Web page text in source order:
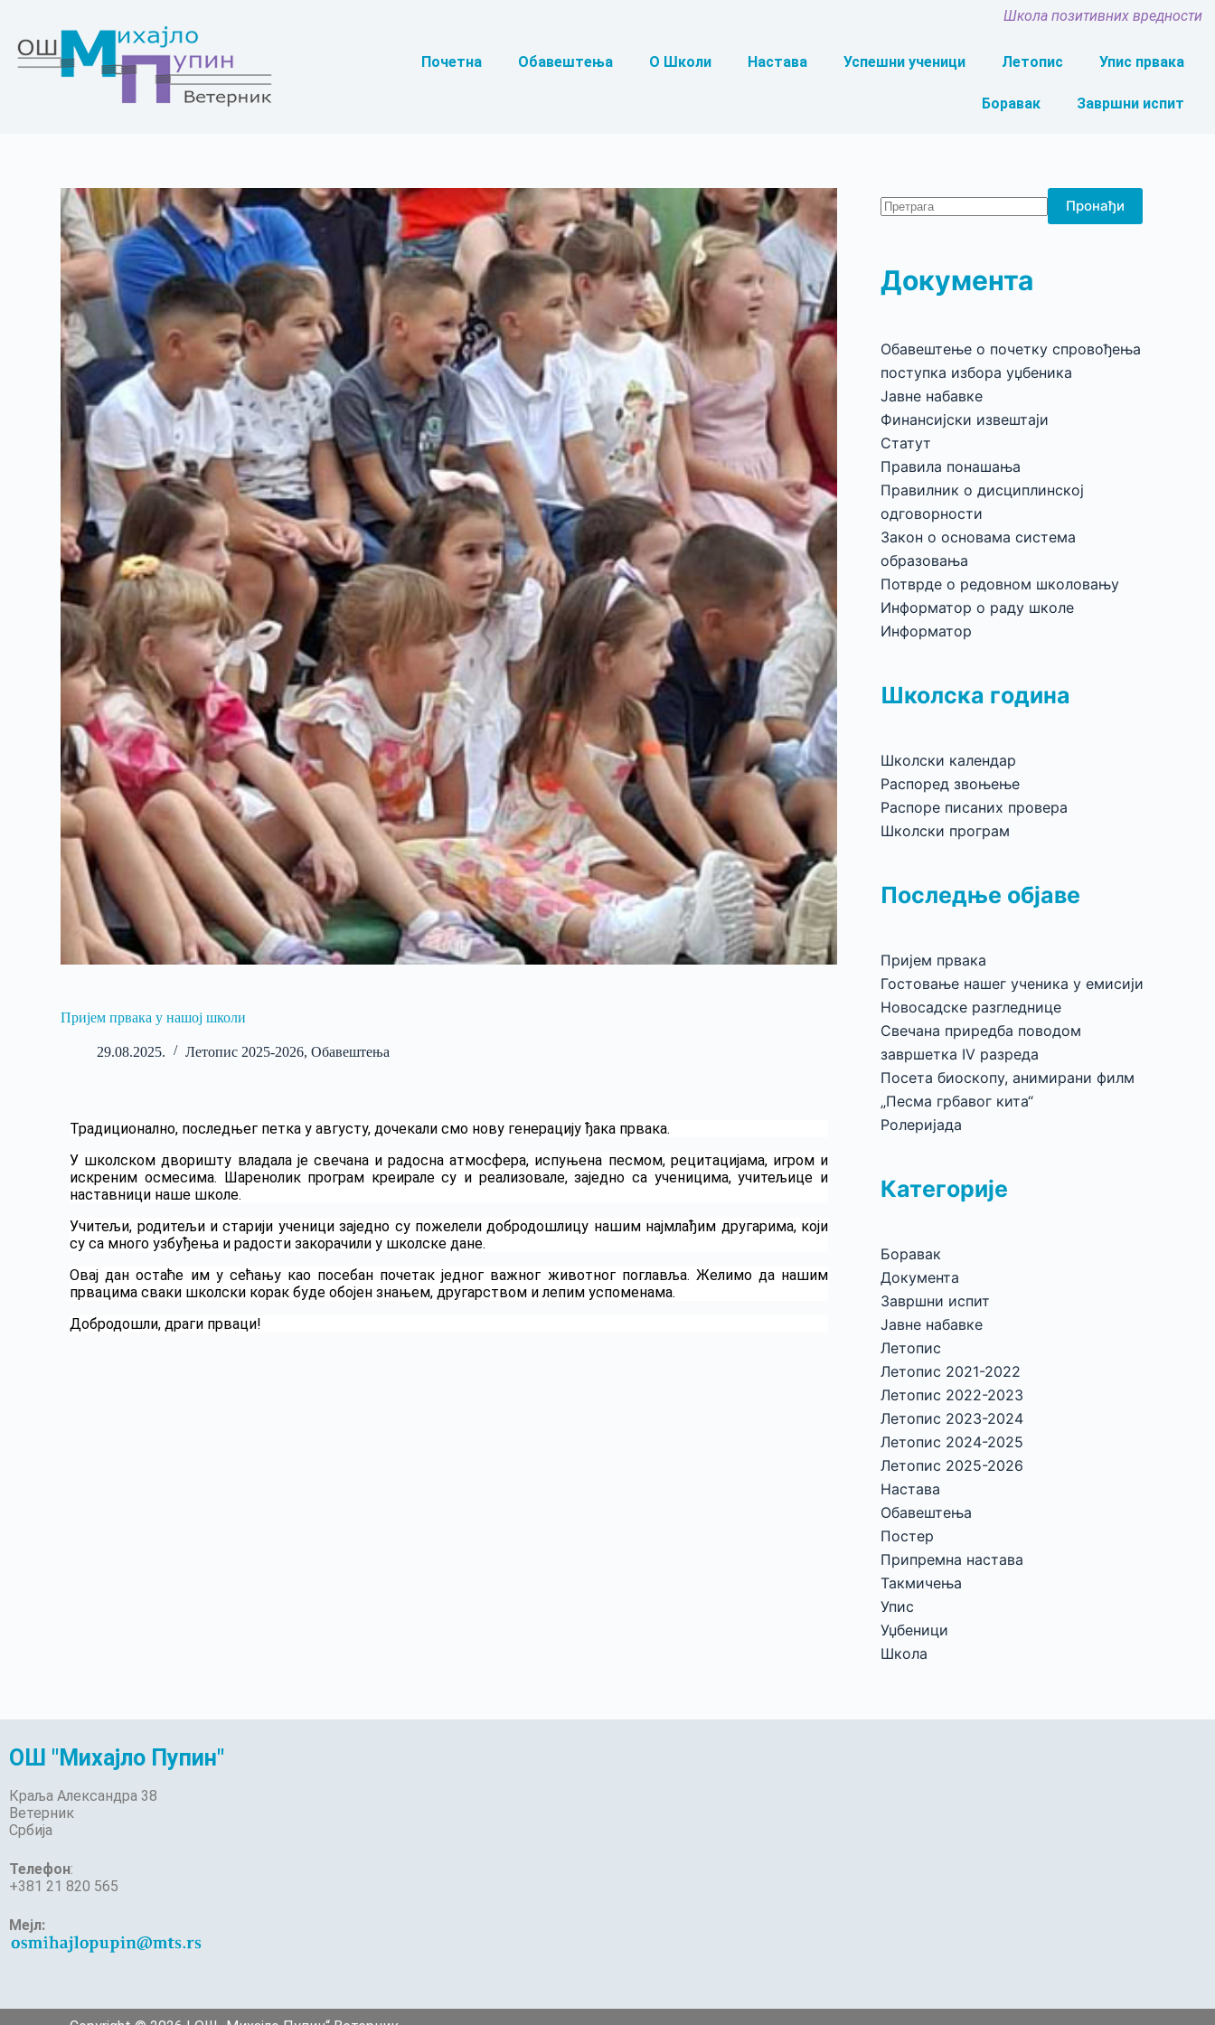
Школа позитивних вредности
Почетна Обавештења О Школи Настава Успешни ученици Летопис Упис првака
Боравак Завршни испит
Пријем првака у нашој школи
29.08.2025. Летопис 2025-2026,Обавештења
Традиционално, последњег петка у августу, дочекали смо нову генерацију ђака првака.
У школском дворишту владала је свечана и радосна атмосфера, испуњена песмом, рецитацијама, игром и
искреним осмесима. Шаренолик програм креирале су и реализовале, заједно са ученицима, учитељице и
наставници наше школе.
Учитељи, родитељи и старији ученици заједно су пожелели добродошлицу нашим најмлађим другарима, који
су са много узбуђења и радости закорачили у школске дане.
Овај дан остаће им у сећању као посебан почетак једног важног животног поглавља. Желимо да нашим
првацима сваки школски корак буде обојен знањем, другарством и лепим успоменама.
Добродошли, драги прваци!
Пронађи
Документа
Обавештење о почетку спровођења
поступка избора уџбеника
Јавне набавке
Финансијски извештаји
Статут
Правила понашања
Правилник о дисциплинској
одговорности
Закон о основама система
образовања
Потврде о редовном школовању
Информатор о раду школе
Информатор
Школска година
Школски календар
Распоред звоњење
Распоре писаних провера
Школски програм
Последње објаве
Пријем првака
Гостовање нашег ученика у емисији
Новосадске разгледнице
Свечана приредба поводом
завршетка IV разреда
Посета биоскопу, анимирани филм
„Песма грбавог кита“
Ролеријада
Категорије
Боравак
Документа
Завршни испит
Јавне набавке
Летопис
Летопис 2021-2022
Летопис 2022-2023
Летопис 2023-2024
Летопис 2024-2025
Летопис 2025-2026
Настава
Обавештења
Постер
Припремна настава
Такмичења
Упис
Уџбеници
Школа
ОШ "Михајло Пупин"
Краља Александра 38
Ветерник
Србија
Телефон:
+381 21 820 565
Мејл: